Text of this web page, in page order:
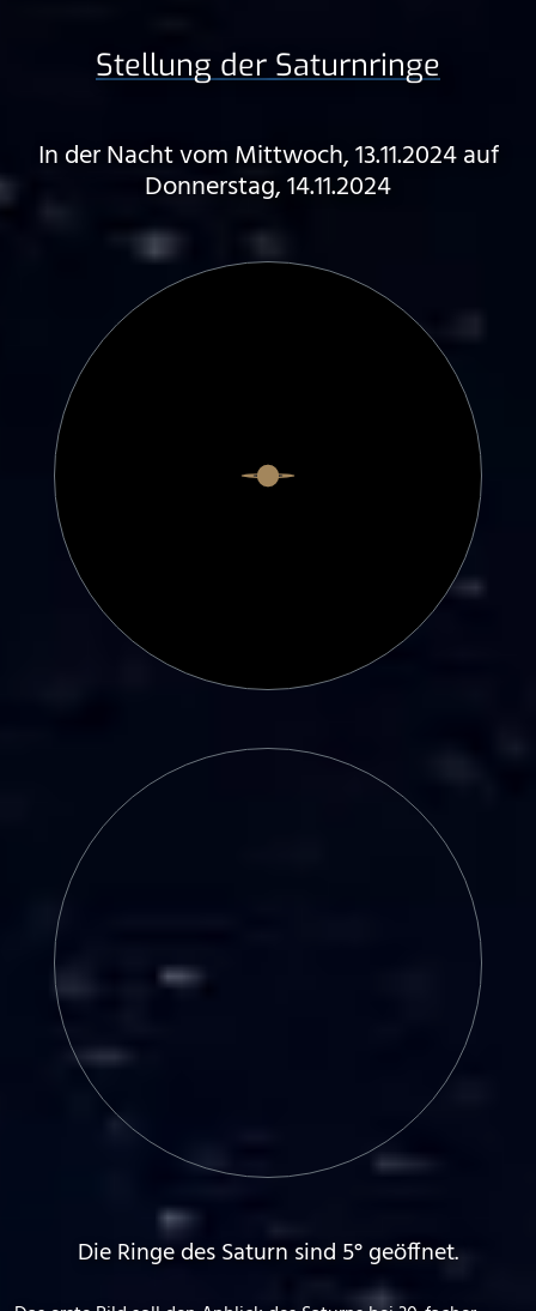
Stellung der Saturnringe
In der Nacht vom Mittwoch, 13.11.2024 auf
Donnerstag, 14.11.2024
Die Ringe des Saturn sind 5° geöffnet.